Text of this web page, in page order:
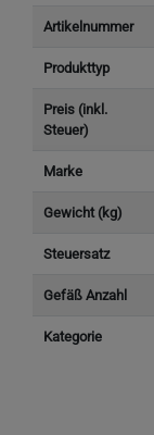
Artikelnummer
Produkttyp
Preis (inkl.
Steuer)
Marke
Gewicht (kg)
Steuersatz
Gefäß Anzahl
Kategorie